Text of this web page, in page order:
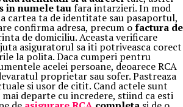
in numele taufara intarzieri. In mod
cartea ta de identitate sau pasaportul,
confirma adresa, precum ofactura de
de domiciliu. Aceasta verificare
asiguratorul sa iti potriveasca corect
la polita. Daca cumperi pentru
acelei persoane, deoarece RCA
proprietar sau sofer. Pastreaza
si usor de citit. Cand actele sunt
departe cu incredere, stiind ca esti